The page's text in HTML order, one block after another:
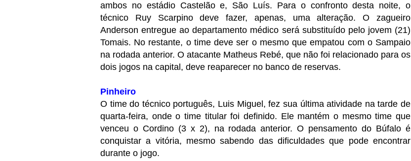
ambos no estádio Castelão e, São Luís. Para o confronto desta noite, o
técnico Ruy Scarpino deve fazer, apenas, uma alteração. O zagueiro
Anderson entregue ao departamento médico será substituído pelo jovem (21)
Tomais. No restante, o time deve ser o mesmo que empatou com o Sampaio
na rodada anterior. O atacante Matheus Rebé, que não foi relacionado para os
dois jogos na capital, deve reaparecer no banco de reservas.
Pinheiro
O time do técnico português, Luis Miguel, fez sua última atividade na tarde de
quarta-feira, onde o time titular foi definido. Ele mantém o mesmo time que
venceu o Cordino (3 x 2), na rodada anterior. O pensamento do Búfalo é
conquistar a vitória, mesmo sabendo das dificuldades que pode encontrar
durante o jogo.